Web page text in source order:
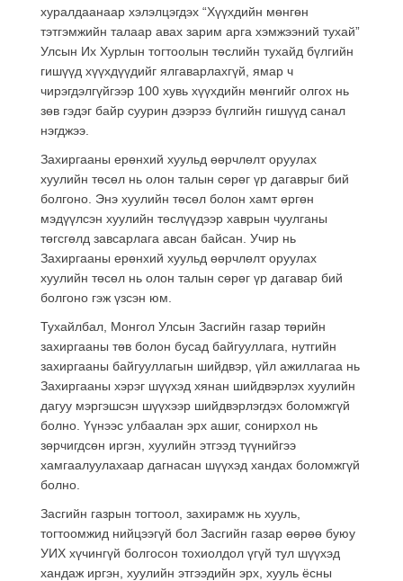
хуралдаанаар хэлэлцэгдэх “Хүүхдийн мөнгөн
тэтгэмжийн талаар авах зарим арга хэмжээний тухай”
Улсын Их Хурлын тогтоолын төслийн тухайд бүлгийн
гишүүд хүүхдүүдийг ялгаварлахгүй, ямар ч
чирэгдэлгүйгээр 100 хувь хүүхдийн мөнгийг олгох нь
зөв гэдэг байр суурин дээрээ бүлгийн гишүүд санал
нэгджээ.
Захиргааны ерөнхий хуульд өөрчлөлт оруулах
хуулийн төсөл нь олон талын сөрөг үр дагаврыг бий
болгоно. Энэ хуулийн төсөл болон хамт өргөн
мэдүүлсэн хуулийн төслүүдээр хаврын чуулганы
төгсгөлд завсарлага авсан байсан. Учир нь
Захиргааны ерөнхий хуульд өөрчлөлт оруулах
хуулийн төсөл нь олон талын сөрөг үр дагавар бий
болгоно гэж үзсэн юм.
Тухайлбал, Монгол Улсын Засгийн газар төрийн
захиргааны төв болон бусад байгууллага, нутгийн
захиргааны байгууллагын шийдвэр, үйл ажиллагаа нь
Захиргааны хэрэг шүүхэд хянан шийдвэрлэх хуулийн
дагуу мэргэшсэн шүүхээр шийдвэрлэгдэх боломжгүй
болно. Үүнээс улбаалан эрх ашиг, сонирхол нь
зөрчигдсөн иргэн, хуулийн этгээд түүнийгээ
хамгаалуулахаар дагнасан шүүхэд хандах боломжгүй
болно.
Засгийн газрын тогтоол, захирамж нь хууль,
тогтоомжид нийцээгүй бол Засгийн газар өөрөө буюу
УИХ хүчингүй болгосон тохиолдол үгүй тул шүүхэд
хандаж иргэн, хуулийн этгээдийн эрх, хууль ёсны